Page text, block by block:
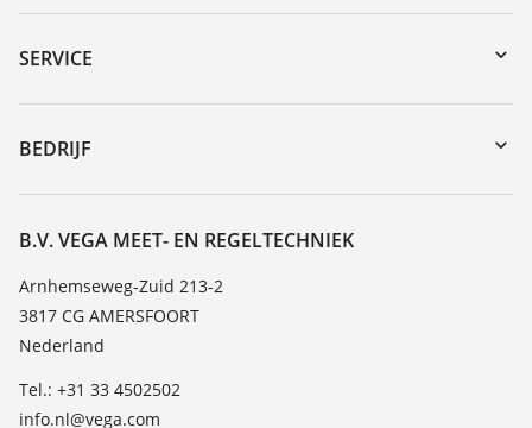
myVEGA
Downloads
DTM Collection/PACTware
SERVICE
Reparatieformulier instrument
Seminars
Bestendigheidslijst
TeamViewer
BEDRIJF
Vacature
Over VEGA
Contact
Nieuws
Persberichten
Blog
B.V. VEGA MEET- EN REGELTECHNIEK
Arnhemseweg-Zuid 213-2
3817 CG AMERSFOORT
Nederland
Tel.: +31 33 4502502
info.nl@vega.com